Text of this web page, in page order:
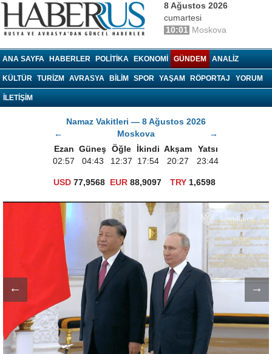
8 Ağustos 2026
cumartesi
10:01 Moskova
ANA SAYFA HABERLER POLITIKA EKONOMI GÜNDEM ANALIZ
KÜLTÜR TURIZM AVRASYA BILIM SPOR YAŞAM RÖPORTAJ YORUM
İLETİŞİM
Namaz Vakitleri — 8 Ağustos 2026
←
Moskova
→
Ezan Güneş Öğle İkindi Akşam
Yatsı
02:57
04:43 12:37 17:54 20:27 23:44
USD 77,9568 EUR 88,9097 TRY1,6598
← →